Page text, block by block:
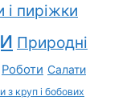
і пиріжки
Природні
Роботи Салати
з круп і бобових